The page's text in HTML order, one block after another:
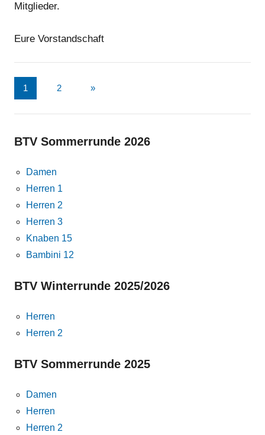
Mitglieder.
Eure Vorstandschaft
Seitennummerierung
der
Beiträge
1 2
Nächste
»
BTV Sommerrunde 2026
Damen
Herren 1
Herren 2
Herren 3
Knaben 15
Bambini 12
BTV Winterrunde 2025/2026
Herren
Herren 2
BTV Sommerrunde 2025
Damen
Herren
Herren 2